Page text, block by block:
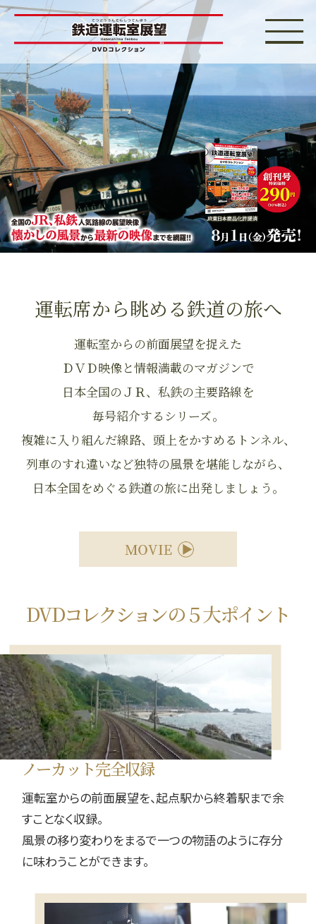
運転席から眺める鉄道の旅へ
運転室からの前面展望を捉えた
ＤＶＤ映像と情報満載のマガジンで
日本全国のＪＲ、私鉄の主要路線を
毎号紹介するシリーズ。
複雑に入り組んだ線路、頭上をかすめるトンネル、
列車のすれ違いなど独特の風景を堪能しながら、
日本全国をめぐる鉄道の旅に出発しましょう。
DVDコレクションの５大ポイント
ノーカット完全収録
運転室からの前面展望を、起点駅から終着駅まで余
すことなく収録。
風景の移り変わりをまるで一つの物語のように存分
に味わうことができます。